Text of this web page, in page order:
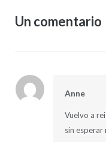
Un comentario
Anne
Vuelvo a
sin esperar